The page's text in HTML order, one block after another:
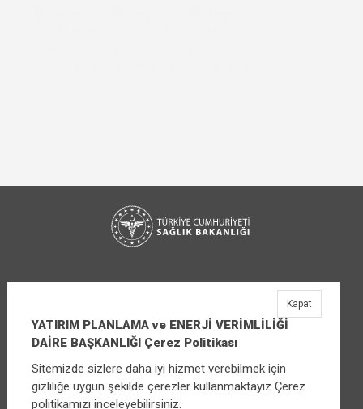
YATIRIM PLANLAMA ve ENERJİ VERİMLİLİĞİ
DAİRE BAŞKANLIĞI
YATIRIM PLANLAMA ve ENERJİ VERİMLİLİĞİ
DAİRE BAŞKANLIĞI Çerez Politikası
Sitemizde sizlere daha iyi hizmet verebilmek için
gizliliğe uygun şekilde çerezler kullanmaktayız Çerez
politikamızı inceleyebilirsiniz.
Kapat